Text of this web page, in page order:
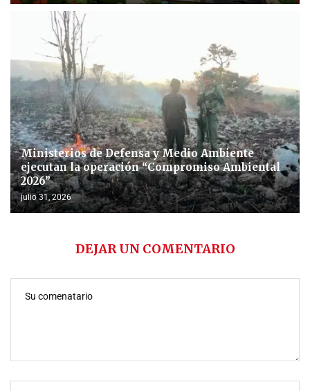
Ministerios de Defensa y Medio Ambiente
ejecutan la operación “Compromiso Ambiental
2026”
julio 31, 2026
DEJAR UN COMENTARIO